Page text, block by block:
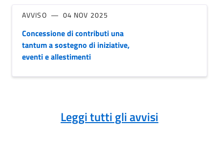
AVVISO 04 NOV 2025
Concessione di contributi una
tantum a sostegno di iniziative,
eventi e allestimenti
Leggi tutti gli avvisi